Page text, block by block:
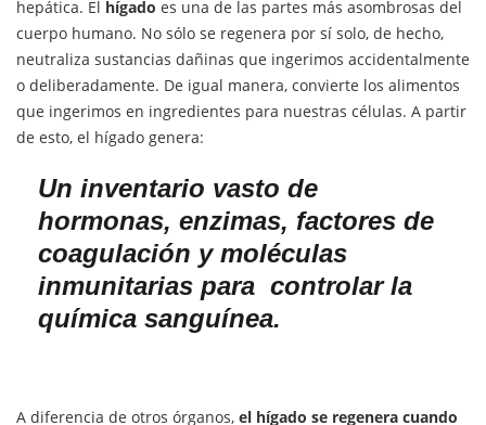
hepática. El hígado es una de las partes más asombrosas del
cuerpo humano. No sólo se regenera por sí solo, de hecho,
neutraliza sustancias dañinas que ingerimos accidentalmente
o deliberadamente. De igual manera, convierte los alimentos
que ingerimos en ingredientes para nuestras células. A partir
de esto, el hígado genera:
Un inventario vasto de
hormonas, enzimas, factores de
coagulación y moléculas
inmunitarias para controlar la
química sanguínea.
A diferencia de otros órganos, el hígado se regenera cuando